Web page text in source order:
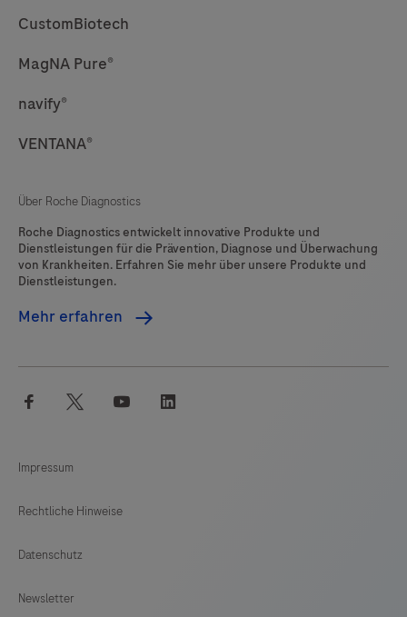
CustomBiotech
MagNA Pure®
navify®
VENTANA®
Über Roche Diagnostics
Roche Diagnostics entwickelt innovative Produkte und
Dienstleistungen für die Prävention, Diagnose und Überwachung
von Krankheiten. Erfahren Sie mehr über unsere Produkte und
Dienstleistungen.
Mehr erfahren
facebook twitter youtube
Impressum
Rechtliche Hinweise
Datenschutz
Newsletter